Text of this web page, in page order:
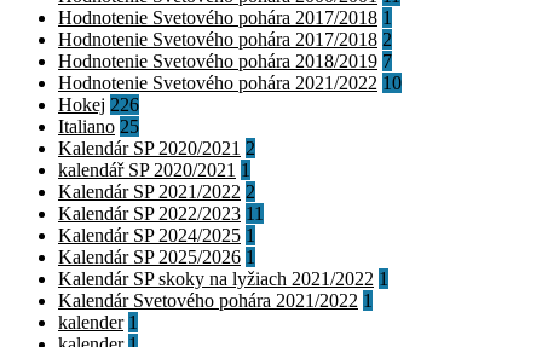
Hodnotenie Svetového pohára 2017/2018 1
Hodnotenie Svetového pohára 2017/2018 2
Hodnotenie Svetového pohára 2018/2019 7
Hodnotenie Svetového pohára 2021/2022 10
Hokej 226
Italiano 25
Kalendár SP 2020/2021 2
kalendář SP 2020/2021 1
Kalendár SP 2021/2022 2
Kalendár SP 2022/2023 11
Kalendár SP 2024/2025 1
Kalendár SP 2025/2026 1
Kalendár SP skoky na lyžiach 2021/2022 1
Kalendár Svetového pohára 2021/2022 1
kalender 1